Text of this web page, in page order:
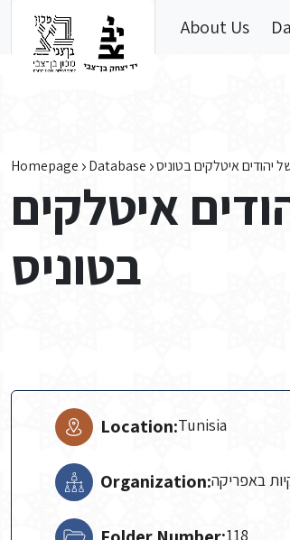
About Us
Homepage Database יהודים איטלקים בטוניס
איטלקים
בטוניס
Location:Tunisia
Organization:באפריקה
118